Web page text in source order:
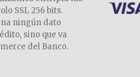
SSL 256 bits.
ningún dato
sino que va
del Banco.